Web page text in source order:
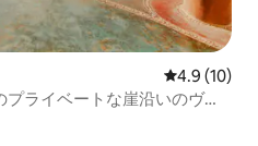
レビュー10
4.9 (10)
ライベートな崖沿いのヴィ